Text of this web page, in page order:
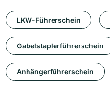
LKW-Führerschein
Gabelstaplerführerschein
Anhängerführerschein